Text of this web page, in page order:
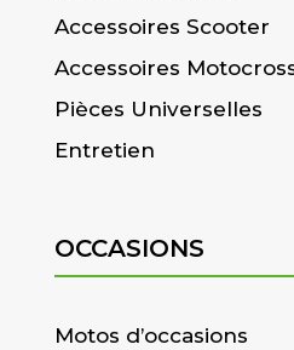
Accessoires Scooter
Accessoires
Pièces Universelles
Entretien
OCCASIONS
Motos d’occasions